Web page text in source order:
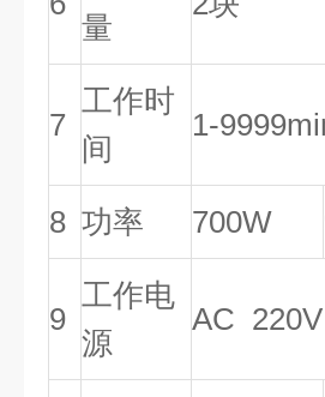
量
7
工作时
间
1-
8 功率 700W
9
工作电
源
AC